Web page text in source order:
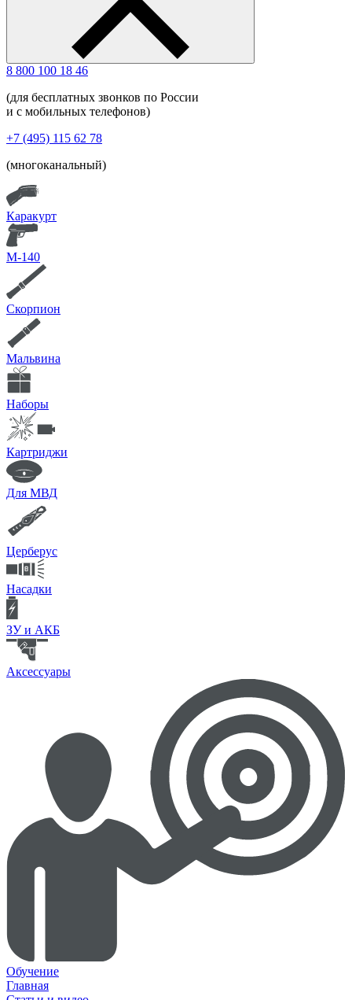
8 800 100 18 46
(для бесплатных звонков по России
и с мобильных телефонов)
+7 (495) 115 62 78
(многоканальный)
Каракурт
М-140
Скорпион
Мальвина
Наборы
Картриджи
Для МВД
Церберус
Насадки
ЗУ и АКБ
Аксессуары
Обучение
Главная